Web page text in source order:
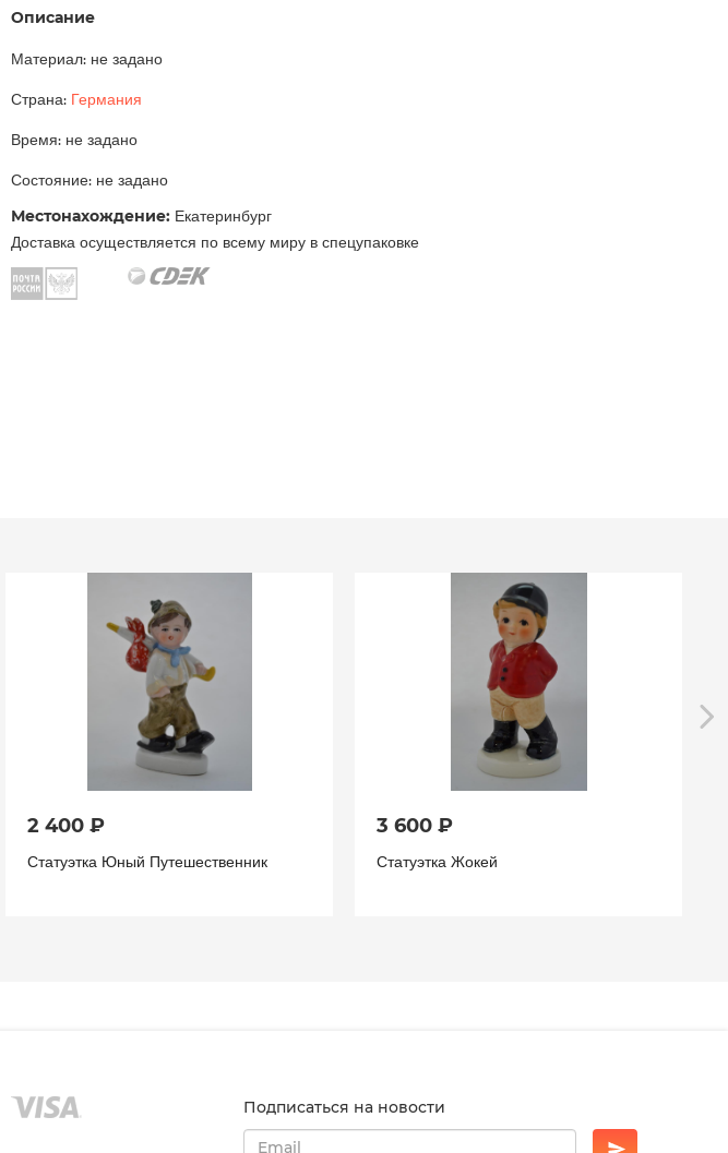
Описание
Материал: не задано
Страна: Германия
Время: не задано
Состояние: не задано
Местонахождение: Екатеринбург
Доставка осуществляется по всему миру в спецупаковке
2 400 ₽
Статуэтка Юный Путешественник
3 600 ₽
Статуэтка Жокей
Подписаться на новости